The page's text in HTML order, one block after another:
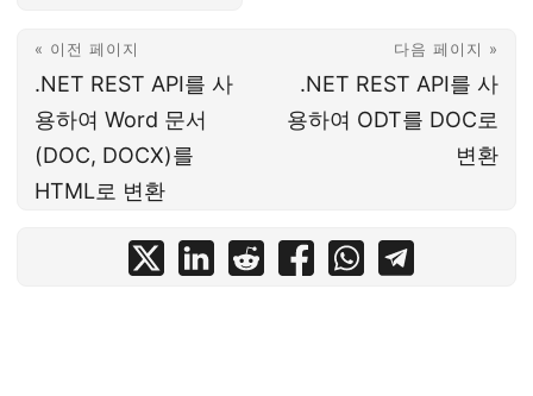
« 이전 페이지
.NET REST API를 사
용하여 Word 문서
(DOC, DOCX)를
HTML로 변환
다음 페이지 »
.NET REST API를 사
용하여 ODT를 DOC로
변환